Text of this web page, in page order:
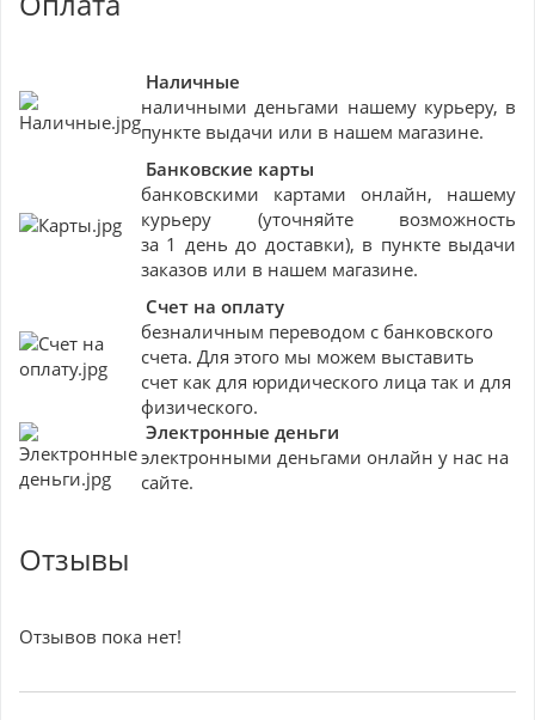
Наличные
наличными деньгами нашему курьеру, в
пункте выдачи или в нашем магазине.
Банковские карты
банковскими картами онлайн, нашему
курьеру (уточняйте возможность
за 1 день до доставки), в пункте выдачи
заказов или в нашем магазине.
Счет на оплату
безналичным переводом с банковского
счета. Для этого мы можем выставить
счет как для юридического лица так и для
физического.
Электронные деньги
электронными деньгами онлайн у нас на
сайте.
Отзывы
Отзывов пока нет!